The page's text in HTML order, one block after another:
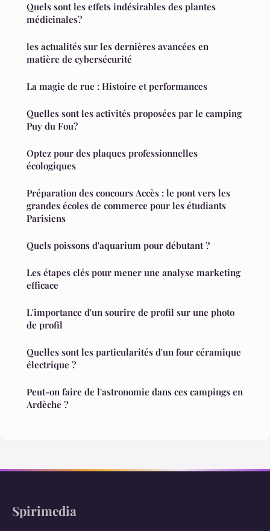
Quels sont les effets indésirables des plantes
médicinales?
les actualités sur les dernières avancées en
matière de cybersécurité
La magie de rue : Histoire et performances
Quelles sont les activités proposées par le camping
Puy du Fou?
Optez pour des plaques professionnelles
écologiques
Préparation des concours Accès : le pont vers les
grandes écoles de commerce pour les étudiants
Parisiens
Quels poissons d'aquarium pour débutant ?
Les étapes clés pour mener une analyse marketing
efficace
L'importance d'un sourire de profil sur une photo
de profil
Quelles sont les particularités d'un four céramique
électrique ?
Peut-on faire de l'astronomie dans ces campings en
Ardèche ?
Spirimedia